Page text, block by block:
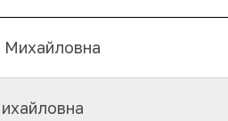
Михайловна